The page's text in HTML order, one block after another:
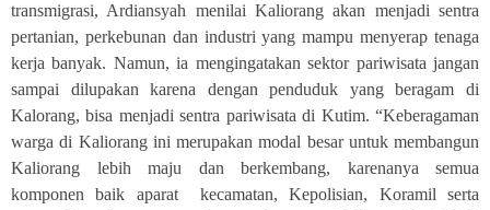
transmigrasi, Ardiansyah menilai Kaliorang akan menjadi sentra
pertanian, perkebunan dan industri yang mampu menyerap tenaga
kerja banyak. Namun, ia mengingatakan sektor pariwisata jangan
sampai dilupakan karena dengan penduduk yang beragam di
Kalorang, bisa menjadi sentra pariwisata di Kutim. “Keberagaman
warga di Kaliorang ini merupakan modal besar untuk membangun
Kaliorang lebih maju dan berkembang, karenanya semua
komponen baik aparat kecamatan, Kepolisian, Koramil serta